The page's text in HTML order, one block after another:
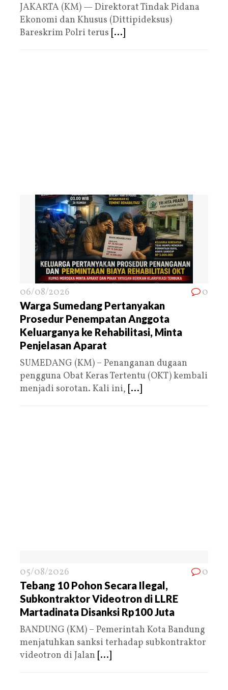
JAKARTA (KM) — Direktorat Tindak Pidana
Ekonomi dan Khusus (Dittipideksus)
Bareskrim Polri terus [...]
06/08/2026 0
Warga Sumedang Pertanyakan
Prosedur Penempatan Anggota
Keluarganya ke Rehabilitasi, Minta
Penjelasan Aparat
SUMEDANG (KM) – Penanganan dugaan
pengguna Obat Keras Tertentu (OKT) kembali
menjadi sorotan. Kali ini, [...]
05/08/2026 0
Tebang 10 Pohon Secara Ilegal,
Subkontraktor Videotron di LLRE
Martadinata Disanksi Rp100 Juta
BANDUNG (KM) – Pemerintah Kota Bandung
menjatuhkan sanksi terhadap subkontraktor
videotron di Jalan [...]